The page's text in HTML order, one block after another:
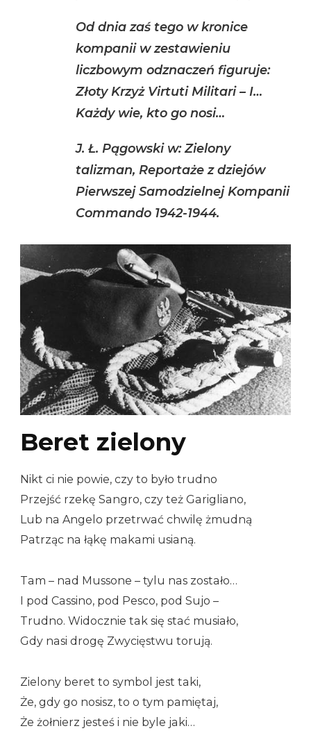
Od dnia zaś tego w kronice
kompanii w zestawieniu
liczbowym odznaczeń figuruje:
Złoty Krzyż Virtuti Militari – I…
Każdy wie, kto go nosi…
J. Ł. Pągowski w: Zielony
talizman, Reportaże z dziejów
Pierwszej Samodzielnej Kompanii
Commando 1942-1944.
Beret zielony
Nikt ci nie powie, czy to było trudno
Przejść rzekę Sangro, czy też Garigliano,
Lub na Angelo przetrwać chwilę żmudną
Patrząc na łąkę makami usianą.
Tam – nad Mussone – tylu nas zostało…
I pod Cassino, pod Pesco, pod Sujo –
Trudno. Widocznie tak się stać musiało,
Gdy nasi drogę Zwycięstwu torują.
Zielony beret to symbol jest taki,
Że, gdy go nosisz, to o tym pamiętaj,
Że żołnierz jesteś i nie byle jaki…